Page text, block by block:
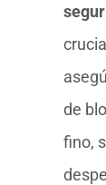
de
fino,